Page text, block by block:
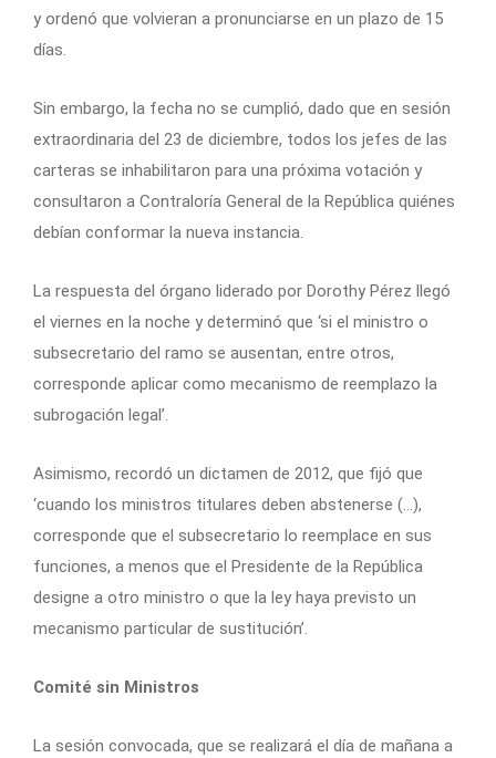
y ordenó que volvieran a pronunciarse en un plazo de 15
días.
Sin embargo, la fecha no se cumplió, dado que en sesión
extraordinaria del 23 de diciembre, todos los jefes de las
carteras se inhabilitaron para una próxima votación y
consultaron a Contraloría General de la República quiénes
debían conformar la nueva instancia.
La respuesta del órgano liderado por Dorothy Pérez llegó
el viernes en la noche y determinó que ‘si el ministro o
subsecretario del ramo se ausentan, entre otros,
corresponde aplicar como mecanismo de reemplazo la
subrogación legal’.
Asimismo, recordó un dictamen de 2012, que fijó que
‘cuando los ministros titulares deben abstenerse (…),
corresponde que el subsecretario lo reemplace en sus
funciones, a menos que el Presidente de la República
designe a otro ministro o que la ley haya previsto un
mecanismo particular de sustitución’.
Comité sin Ministros
La sesión convocada, que se realizará el día de mañana a